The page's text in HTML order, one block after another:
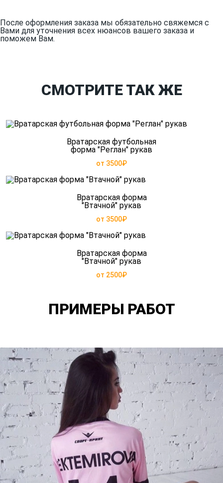
После оформления заказа мы обязательно свяжемся с
Вами для уточнения всех нюансов вашего заказа и
поможем Вам.
СМОТРИТЕ ТАК ЖЕ
Вратарская футбольная
форма "Реглан" рукав
от 3500₽
Вратарская форма
"Втачной" рукав
от 3500₽
Вратарская форма
"Втачной" рукав
от 2500₽
ПРИМЕРЫ РАБОТ